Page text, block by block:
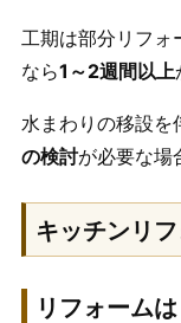
工期は部分リフォ
なら1～2週間以上
水まわりの移設を
の検討が必要な場
キッチンリ
リフォーム